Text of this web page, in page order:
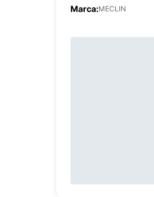
Marca:MECLIN